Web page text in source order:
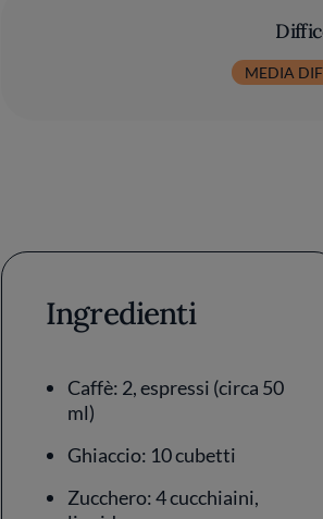
MEDIA
Ingredienti
Caffè: 2, espressi (circa 50
ml)
Ghiaccio: 10 cubetti
Zucchero: 4 cucchiaini,